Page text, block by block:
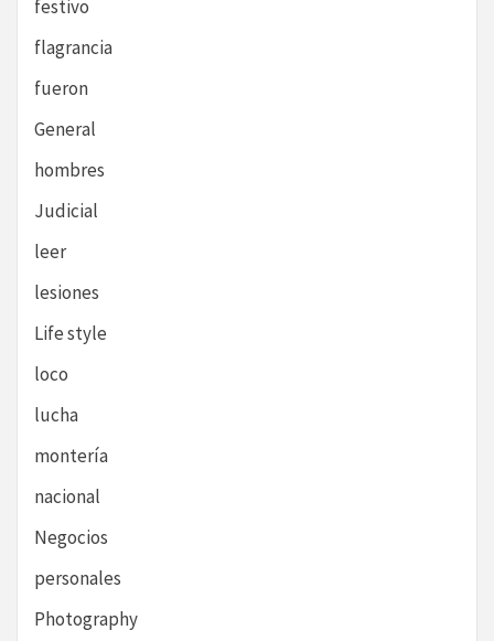
festivo
flagrancia
fueron
General
hombres
Judicial
leer
lesiones
Life style
loco
lucha
montería
nacional
Negocios
personales
Photography